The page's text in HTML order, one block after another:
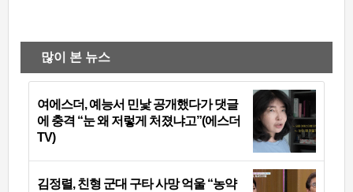
많이 본 뉴스
여에스더, 예능서 민낯 공개했다가 댓글
에 충격 “눈 왜 저렇게 처졌냐고”(에스더
TV)
김정렬, 친형 군대 구타 사망 억울 “농약